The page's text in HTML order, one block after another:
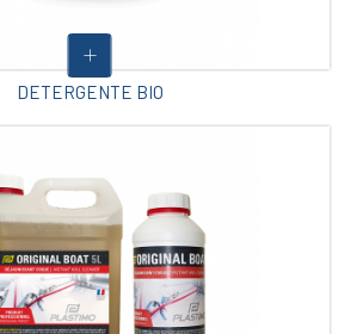
DETERGENTE BIO